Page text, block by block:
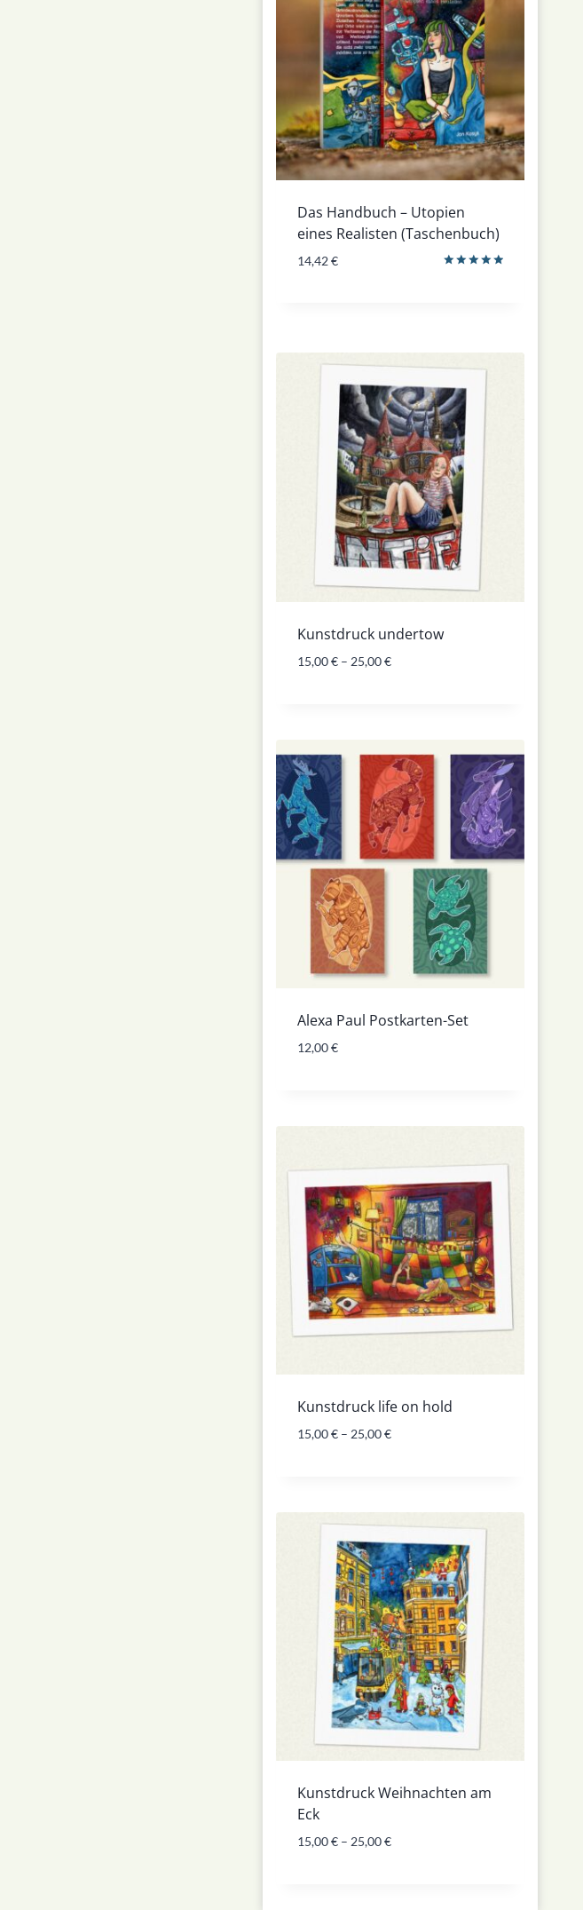
Das Handbuch – Utopien
eines Realisten (Taschenbuch)
14,42€
Kunstdruck undertow
15,00€– 25,00€
Alexa Paul Postkarten-Set
12,00€
Kunstdruck life on hold
15,00€– 25,00€
Kunstdruck Weihnachten am
Eck
15,00€– 25,00€